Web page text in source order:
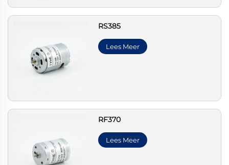
RS385
Lees Meer
RF370
Lees Meer